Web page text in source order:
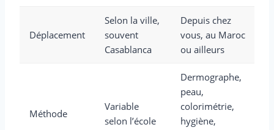
Déplacement
Selon la ville,
souvent
Casablanca
Depuis chez
vous, au Maroc
ou ailleurs
Méthode
Variable
selon l’école
Dermographe,
peau,
colorimétrie,
hygiène,